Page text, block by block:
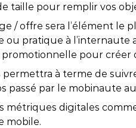
taille pour remplir vos
/ offre sera l’élément
pratique à l’internaute
pour créer
permettra à terme de
passé par le mobinaute
métriques digitales
mobile.